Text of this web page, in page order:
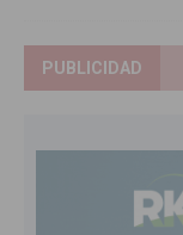
PUBLICIDAD